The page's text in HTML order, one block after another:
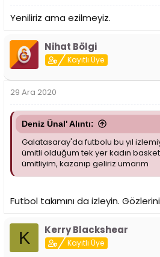
Yeniliriz ama ezilmeyiz.
Nihat Bölgi
Kayıtlı Üye
29 Ara 2020
Deniz Ünal' Alıntı:
Galatasaray'da futbolu bu yıl
ümitli olduğum tek yer kadın
ümitliyim, kazanıp geliriz umarım
Futbol takımını da izleyin.
K Kerry Blackshear
Kayıtlı Üye